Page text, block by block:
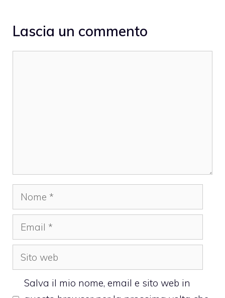
Lascia un commento
Nome
Email
Sito
web
Salva il mio nome, email e sito web in